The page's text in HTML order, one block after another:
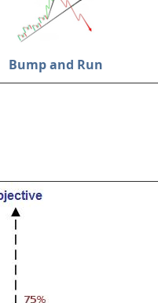
Bump and Run